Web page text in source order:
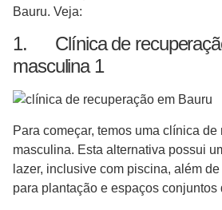
Bauru. Veja:
1. Clínica de
masculina 1
Para começar, temos uma clínica
masculina. Esta alternativa possui
lazer, inclusive com piscina, além
para plantação e espaços conjuntos